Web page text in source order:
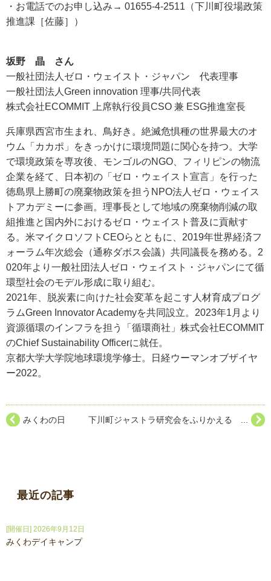
・お電話でのお申し込み→ 01655-4-2511（下川町役場政策
推進課［佐藤］）
坂野 晶 さん
一般社団法人ゼロ・ウェイスト・ジャパン 代表理事
一般社団法人Green innovation 理事/共同代表
株式会社ECOMMIT 上席執行役員CSO 兼 ESG推進室長
兵庫県西宮市生まれ、鳥好き。絶滅危惧種の世界最大のオ
ウム「カカポ」をきっかけに環境問題に関心を持つ。大学
で環境政策を専攻後、モンゴルのNGO、フィリピンの物流
企業を経て、日本初の「ゼロ・ウェイスト宣言」を行った
徳島県上勝町の廃棄物政策を担うNPO法人ゼロ・ウェイス
トアカデミーに参画。理事長として地域の廃棄物削減の取
組推進と国内外におけるゼロ・ウェイスト普及に貢献す
る。米マイクロソフトCEOらとともに、2019年世界経済フ
ォーラム年次総会（通称ダボス会議）共同議長を務める。2
020年より一般社団法人ゼロ・ウェイスト・ジャパンにて循
環型社会のモデル形成に取り組む。
2021年、脱炭素に向けた社会変革を起こす人材育成プログ
ラムGreen Innovator Academyを共同設立。2023年1月より
資源循環のインフラを担う「循環商社」株式会社ECOMMIT
のChief Sustainability Officerに就任。
京都大学大学院地球環境学修士。日経ウーマンオブザイヤ
ー2022。
下川町ジャストラ研究会をふりかえる ...
みくわの日
最近の記事
[開催日] 2026年9月12日
みくわデイキャンプ